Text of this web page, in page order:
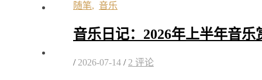
随笔, 音乐
音乐日记：2026年上半年音乐
/ 2026-07-14 / 2 评论